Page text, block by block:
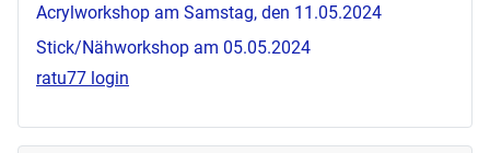
Acrylworkshop am Samstag, den 11.05.2024
Stick/Nähworkshop am 05.05.2024
ratu77 login